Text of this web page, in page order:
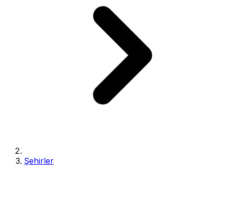
Şehirler